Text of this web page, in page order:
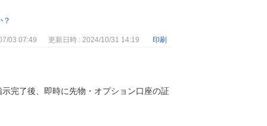
03 07:49 更新日時 : 2024/10/31 14:19 印刷
完了後、即時に先物・オプション口座の証